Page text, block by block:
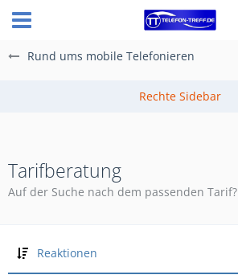
Rund ums mobile Telefonieren
Tarifberatung
Auf der Suche nach dem passenden Tarif?
Reaktionen